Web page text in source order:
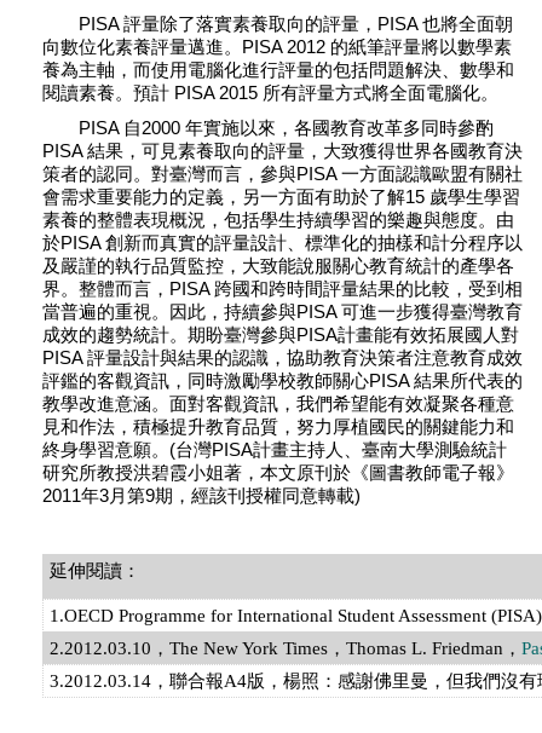
PISA 評量除了落實素養取向的評量，PISA 也將全面朝
向數位化素養評量邁進。PISA 2012 的紙筆評量將以數學素
養為主軸，而使用電腦化進行評量的包括問題解決、數學和
閱讀素養。預計 PISA 2015 所有評量方式將全面電腦化。
PISA 自2000 年實施以來，各國教育改革多同時參酌
PISA 結果，可見素養取向的評量，大致獲得世界各國教育決
策者的認同。對臺灣而言，參與PISA 一方面認識歐盟有關社
會需求重要能力的定義，另一方面有助於了解15 歲學生學習
素養的整體表現概況，包括學生持續學習的樂趣與態度。由
於PISA 創新而真實的評量設計、標準化的抽樣和計分程序以
及嚴謹的執行品質監控，大致能說服關心教育統計的產學各
界。整體而言，PISA 跨國和跨時間評量結果的比較，受到相
當普遍的重視。因此，持續參與PISA 可進一步獲得臺灣教育
成效的趨勢統計。期盼臺灣參與PISA計畫能有效拓展國人對
PISA 評量設計與結果的認識，協助教育決策者注意教育成效
評鑑的客觀資訊，同時激勵學校教師關心PISA 結果所代表的
教學改進意涵。面對客觀資訊，我們希望能有效凝聚各種意
見和作法，積極提升教育品質，努力厚植國民的關鍵能力和
終身學習意願。(台灣PISA計畫主持人、臺南大學測驗統計
研究所教授洪碧霞小姐著，本文原刊於《圖書教師電子報》
2011年3月第9期，經該刊授權同意轉載)
延伸閱讀：
1.OECD Programme for International Student Assessment (PISA)
2.2012.03.10 ， The New York Times，Thomas L. Friedman，
3.2012.03.14，聯合報A4版，楊照：感謝佛里曼，但我們沒有